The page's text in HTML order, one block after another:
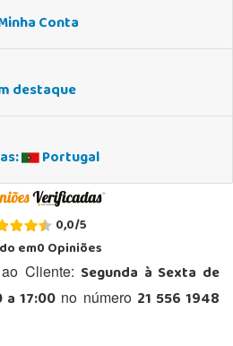
Conta
destaque
Portugal
0,0/5
em0Opiniões
Cliente: Segunda à Sexta de
a 17:00 no número 21 556 1948